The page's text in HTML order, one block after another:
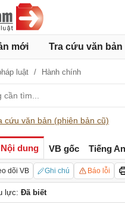
mới Tra cứu văn bản
luật Hành chính
cứu văn bản (phiên bản cũ)
Nội dung VB gốc Tiếng
dõi VB Ghi chú Báo lỗi
lực: Đã biết